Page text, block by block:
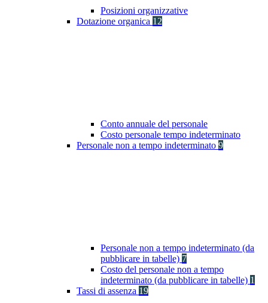
Posizioni organizzative
Dotazione organica 12
Conto annuale del personale
Costo personale tempo indeterminato
Personale non a tempo indeterminato 9
Personale non a tempo indeterminato (da
pubblicare in tabelle) 7
Costo del personale non a tempo
indeterminato (da pubblicare in tabelle) 1
Tassi di assenza 19